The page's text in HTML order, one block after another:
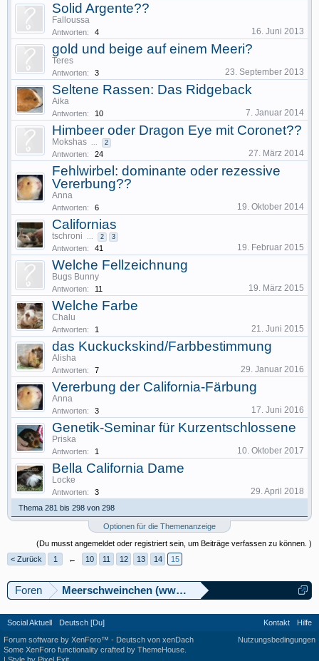
Solid Argente??
Falloussa
Antworten: 4 16. Juni 2013
gold und beige auf einem Meeri?
Teres
Antworten: 3 23. September 2013
Seltene Rassen: Das Ridgeback
Aika
Antworten: 10 7. Januar 2014
Himbeer oder Dragon Eye mit Coronet??
Mokshas ... 2
Antworten: 24 27. März 2014
Fehlwirbel: dominante oder rezessive
Vererbung??
Anna
Antworten: 6 19. Oktober 2014
Californias
tschroni ... 2 3
Antworten: 41 19. Februar 2015
Welche Fellzeichnung
Bugs Bunny
Antworten: 11 19. März 2015
Welche Farbe
Chalu
Antworten: 1 21. Juni 2015
das Kuckuckskind/Farbbestimmung
Alisha
Antworten: 7 29. Januar 2016
Vererbung der California-Färbung
Anna
Antworten: 3 17. Juni 2016
Genetik-Seminar für Kurzentschlossene
Priska
Antworten: 1 10. Oktober 2017
Bella California Dame
Locke
Antworten: 3 29. April 2018
Thema 281 bis 298 von 298
Optionen für die Themenanzeige
(Du musst angemeldet oder registriert sein, um Beiträge verfassen zu können. )
< Zurück
1 ← 10 11 12 13 14 15
Foren Meerschweinchen (www.meerschweinforum.ch)
Social Aktuell Deutsch [Du] Kontakt
Hilfe
Nutzungsbedingungen
Forum software by XenForo™ - Deutsch von xenDach
Some XenForo functionality crafted by ThemeHouse